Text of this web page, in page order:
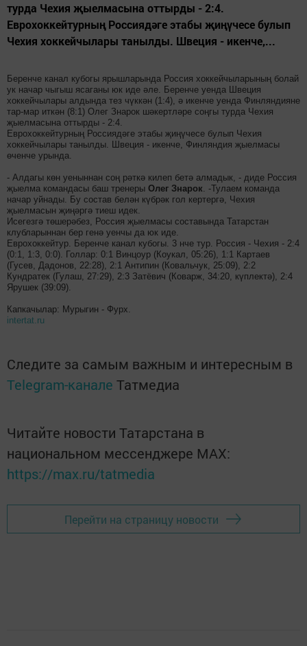
турда Чехия җыелмасына оттырды - 2:4.
Еврохоккейтурның Россиядәге этабы җиңүчесе булып
Чехия хоккейчылары танылды. Швеция - икенче,...
Беренче канал кубогы ярышларында Россия хоккейчыларының болай
ук начар чыгыш ясаганы юк иде әле. Беренче уенда Швеция
хоккейчылары алдында тез чүккән (1:4), ә икенче уенда Финляндияне
тар-мар иткән (8:1) Олег Знарок шәкертләре соңгы турда Чехия
җыелмасына оттырды - 2:4.
Еврохоккейтурның Россиядәге этабы җиңүчесе булып Чехия
хоккейчылары танылды. Швеция - икенче, Финляндия җыелмасы
өченче урында.
- Алдагы көн уеныннан соң рәткә килеп бетә алмадык, - диде Россия
җыелма командасы баш тренеры Олег Знарок. -Тулаем команда
начар уйнады. Бу состав белән күбрәк гол кертергә, Чехия
җыелмасын җиңәргә тиеш идек.
Исегезгә төшерәбез, Россия җыелмасы составында Татарстан
клубларыннан бер генә уенчы да юк иде.
Еврохоккейтур. Беренче канал кубогы. 3 нче тур. Россия - Чехия - 2:4
(0:1, 1:3, 0:0). Голлар: 0:1 Винцоур (Коукал, 05:26), 1:1 Картаев
(Гусев, Дадонов, 22:28), 2:1 Антипин (Ковальчук, 25:09), 2:2
Кундратек (Гулаш, 27:29), 2:3 Затёвич (Коварж, 34:20, күплектә), 2:4
Ярушек (39:09).
Капкачылар: Мурыгин - Фурх.
intertat.ru
Следите за самым важным и интересным в
Telegram-канале Татмедиа
Читайте новости Татарстана в
национальном мессенджере MАХ:
https://max.ru/tatmedia
Перейти на страницу новости